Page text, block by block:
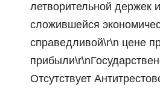
летворительной держек
сложившейся
справедливой\r\n цене
Отсутствует